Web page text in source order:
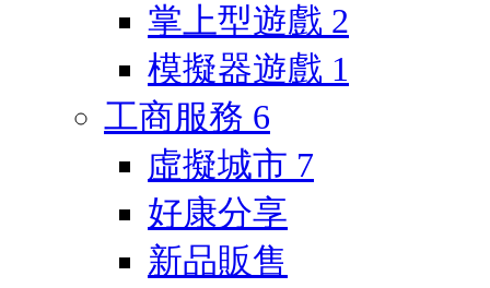
掌上型遊戲 2
模擬器遊戲 1
工商服務 6
虛擬城市 7
好康分享
新品販售